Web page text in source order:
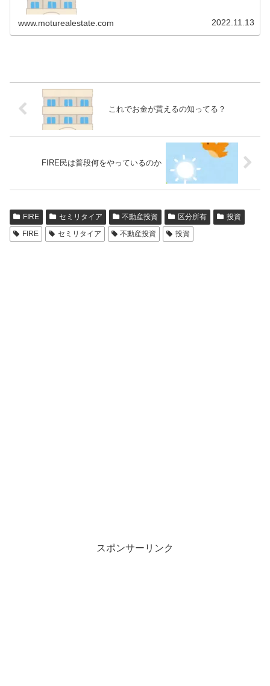
www.moturealestate.com 2022.11.13
これでお金が貰えるの知ってる？
FIRE民は普段何をやっているのか
FIRE セミリタイア 不動産投資 区分所有
投資
FIRE
セミリタイア 不動産投資 投資
スポンサーリンク